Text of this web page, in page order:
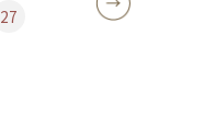
27